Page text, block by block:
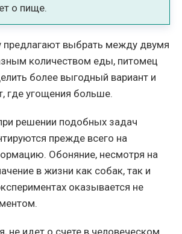
о пище.
предлагают выбрать между двумя
количеством еды, питомец
более выгодный вариант и
где угощения больше.
решении подобных задач
прежде всего на
Обоняние, несмотря на
в жизни как собак, так и
оказывается не
не идет о счете в человеческом